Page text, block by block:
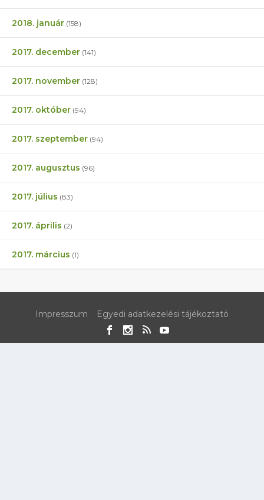
2018. január (158)
2017. december (141)
2017. november (128)
2017. október (94)
2017. szeptember (94)
2017. augusztus (96)
2017. július (83)
2017. április (2)
2017. március (1)
Impresszum Egyedi adatkezelési tájékoztató